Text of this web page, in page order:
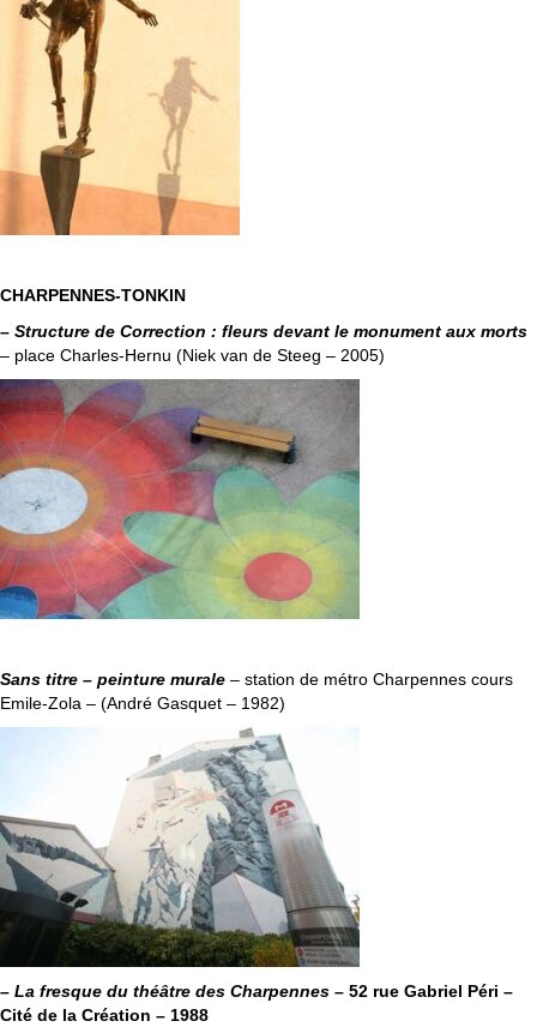
CHARPENNES-TONKIN
– Structure de Correction : fleurs devant le monument aux morts
– place Charles-Hernu (Niek van de Steeg – 2005)
Sans titre – peinture murale – station de métro Charpennes cours
Emile-Zola – (André Gasquet – 1982)
– La fresque du théâtre des Charpennes – 52 rue Gabriel Péri –
Cité de la Création – 1988